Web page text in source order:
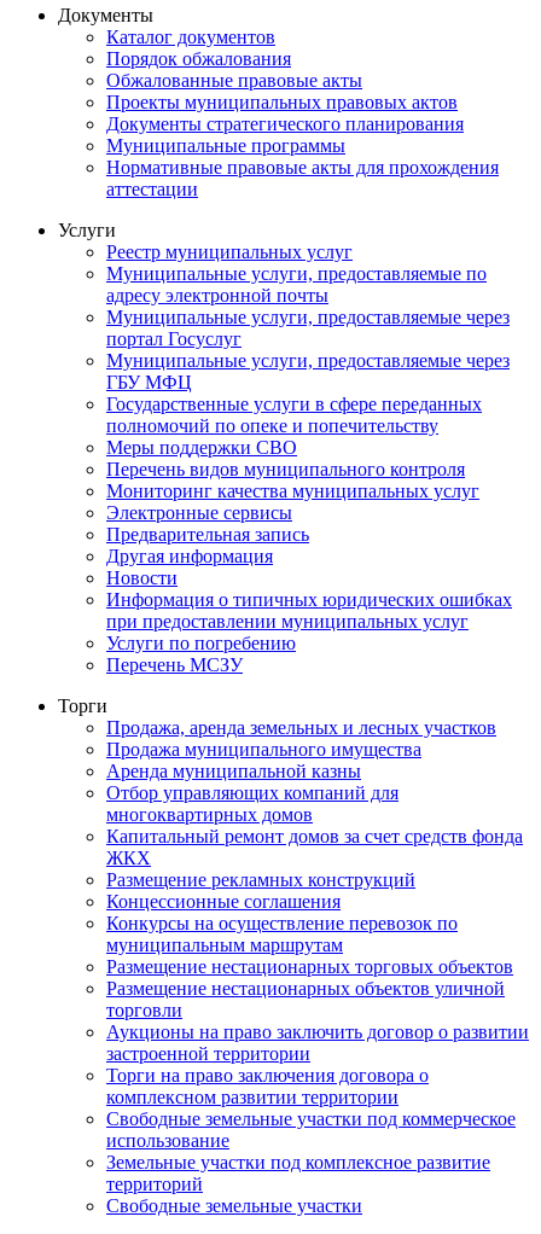
Документы
Каталог документов
Порядок обжалования
Обжалованные правовые акты
Проекты муниципальных правовых актов
Документы стратегического планирования
Муниципальные программы
Нормативные правовые акты для прохождения
аттестации
Услуги
Реестр муниципальных услуг
Муниципальные услуги, предоставляемые по
адресу электронной почты
Муниципальные услуги, предоставляемые через
портал Госуслуг
Муниципальные услуги, предоставляемые через
ГБУ МФЦ
Государственные услуги в сфере переданных
полномочий по опеке и попечительству
Меры поддержки СВО
Перечень видов муниципального контроля
Мониторинг качества муниципальных услуг
Электронные сервисы
Предварительная запись
Другая информация
Новости
Информация о типичных юридических ошибках
при предоставлении муниципальных услуг
Услуги по погребению
Перечень МСЗУ
Торги
Продажа, аренда земельных и лесных участков
Продажа муниципального имущества
Аренда муниципальной казны
Отбор управляющих компаний для
многоквартирных домов
Капитальный ремонт домов за счет средств фонда
ЖКХ
Размещение рекламных конструкций
Концессионные соглашения
Конкурсы на осуществление перевозок по
муниципальным маршрутам
Размещение нестационарных торговых объектов
Размещение нестационарных объектов уличной
торговли
Аукционы на право заключить договор о развитии
застроенной территории
Торги на право заключения договора о
комплексном развитии территории
Свободные земельные участки под коммерческое
использование
Земельные участки под комплексное развитие
территорий
Свободные земельные участки